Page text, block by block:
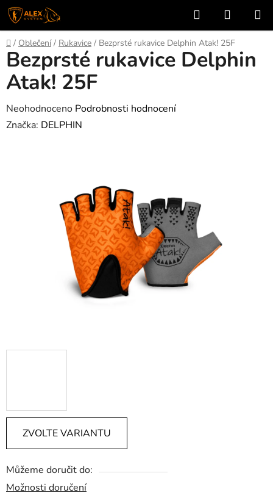
Přejít
na
obsah
Hledat
KOŠÍK
Domů
/ Oblečení / Rukavice / Bezprsté rukavice Delphin Atak! 25F
ZVOLTE VARIANTU
Můžeme doručit do:
Možnosti doručení
Bezprsté rukavice Delphin
Atak! 25F
Průměrné
hodnocení
Neohodnoceno Podrobnosti hodnocení
Značka: DELPHIN